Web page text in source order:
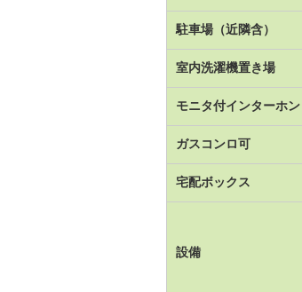
駐車場（近隣含）
室内洗濯機置き場
モニタ付インターホン
ガスコンロ可
宅配ボックス
設備